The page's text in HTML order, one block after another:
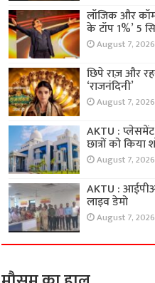
लॉजिक और
के टॉप 1%’ 5
August 7, 2026
छिपे राज़ और
‘राजनंदिनी’
August 7, 2026
AKTU : प्लेसमेंट
छात्रों को किया
August 7, 2026
AKTU :
लाइव डेमो
August 7, 2026